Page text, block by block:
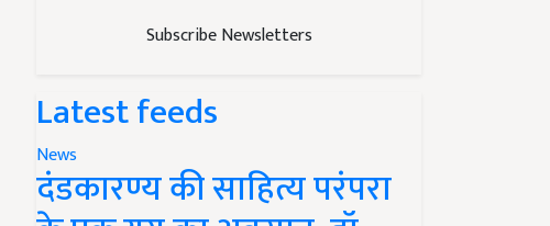
Subscribe Newsletters
Latest feeds
News
दंडकारण्य की साहित्य परंपरा